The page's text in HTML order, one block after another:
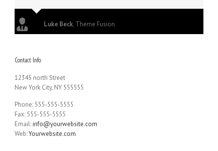
Luke Beck, Theme Fusion
Contact Info
12345 north Street
New York City, NY 555555
Phone: 555-555-5555
Fax: 555-555-5555
Email:info@yourwebsite.com
Web:Yourwebsite.com